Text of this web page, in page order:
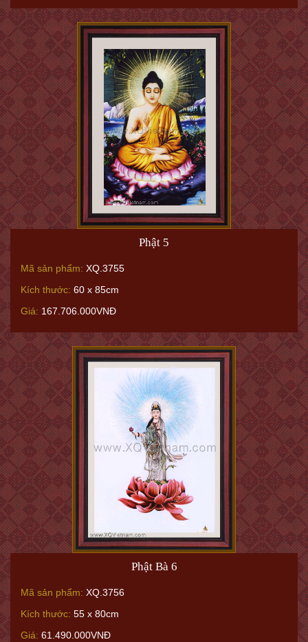
Phật 5
Mã sản phẩm: XQ.3755
Kích thước: 60 x 85cm
Giá: 167.706.000VNĐ
Phật Bà 6
Mã sản phẩm: XQ.3756
Kích thước: 55 x 80cm
Giá: 61.490.000VNĐ